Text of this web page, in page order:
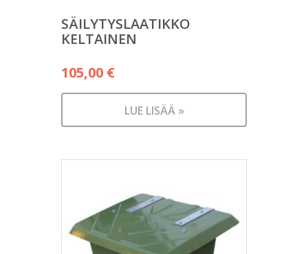
SÄILYTYSLAATIKKO
KELTAINEN
105,00 €
LUE LISÄÄ »